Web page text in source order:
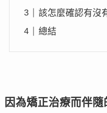
該怎麼確認有沒
總結
因為矯正治療而伴